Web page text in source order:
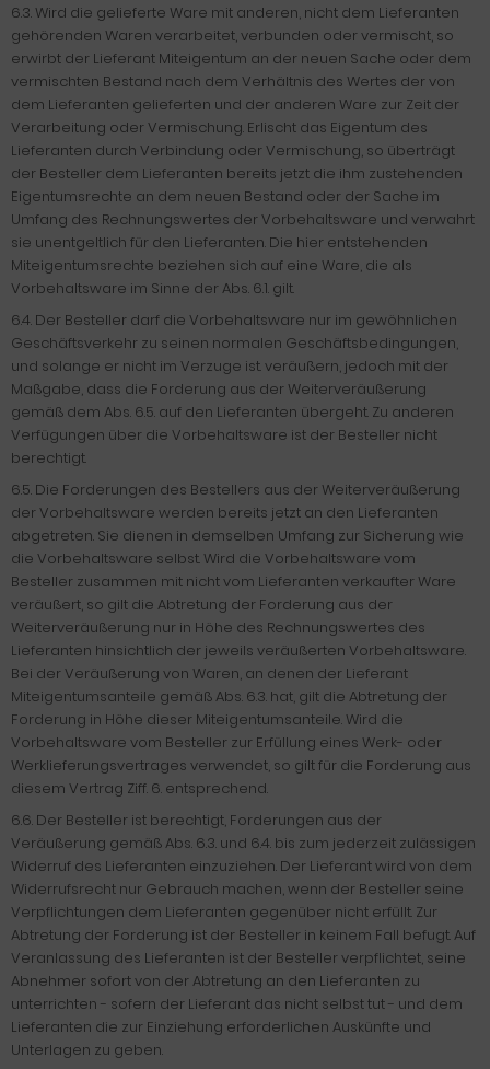
6.3. Wird die gelieferte Ware mit anderen, nicht dem Lieferanten
gehörenden Waren verarbeitet, verbunden oder vermischt, so
erwirbt der Lieferant Miteigentum an der neuen Sache oder dem
vermischten Bestand nach dem Verhältnis des Wertes der von
dem Lieferanten gelieferten und der anderen Ware zur Zeit der
Verarbeitung oder Vermischung. Erlischt das Eigentum des
Lieferanten durch Verbindung oder Vermischung, so überträgt
der Besteller dem Lieferanten bereits jetzt die ihm zustehenden
Eigentumsrechte an dem neuen Bestand oder der Sache im
Umfang des Rechnungswertes der Vorbehaltsware und verwahrt
sie unentgeltlich für den Lieferanten. Die hier entstehenden
Miteigentumsrechte beziehen sich auf eine Ware, die als
Vorbehaltsware im Sinne der Abs. 6.1. gilt.
6.4. Der Besteller darf die Vorbehaltsware nur im gewöhnlichen
Geschäftsverkehr zu seinen normalen Geschäftsbedingungen,
und solange er nicht im Verzuge ist. veräußern, jedoch mit der
Maßgabe, dass die Forderung aus der Weiterveräußerung
gemäß dem Abs. 6.5. auf den Lieferanten übergeht. Zu anderen
Verfügungen über die Vorbehaltsware ist der Besteller nicht
berechtigt.
6.5. Die Forderungen des Bestellers aus der Weiterveräußerung
der Vorbehaltsware werden bereits jetzt an den Lieferanten
abgetreten. Sie dienen in demselben Umfang zur Sicherung wie
die Vorbehaltsware selbst. Wird die Vorbehaltsware vom
Besteller zusammen mit nicht vom Lieferanten verkaufter Ware
veräußert, so gilt die Abtretung der Forderung aus der
Weiterveräußerung nur in Höhe des Rechnungswertes des
Lieferanten hinsichtlich der jeweils veräußerten Vorbehaltsware.
Bei der Veräußerung von Waren, an denen der Lieferant
Miteigentumsanteile gemäß Abs. 6.3. hat, gilt die Abtretung der
Forderung in Höhe dieser Miteigentumsanteile. Wird die
Vorbehaltsware vom Besteller zur Erfüllung eines Werk- oder
Werklieferungsvertrages verwendet, so gilt für die Forderung aus
diesem Vertrag Ziff. 6. entsprechend.
6.6. Der Besteller ist berechtigt, Forderungen aus der
Veräußerung gemäß Abs. 6.3. und 6.4. bis zum jederzeit zulässigen
Widerruf des Lieferanten einzuziehen. Der Lieferant wird von dem
Widerrufsrecht nur Gebrauch machen, wenn der Besteller seine
Verpflichtungen dem Lieferanten gegenüber nicht erfüllt. Zur
Abtretung der Forderung ist der Besteller in keinem Fall befugt. Auf
Veranlassung des Lieferanten ist der Besteller verpflichtet, seine
Abnehmer sofort von der Abtretung an den Lieferanten zu
unterrichten - sofern der Lieferant das nicht selbst tut - und dem
Lieferanten die zur Einziehung erforderlichen Auskünfte und
Unterlagen zu geben.